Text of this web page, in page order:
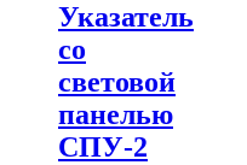
Указатель
со
световой
панелью
СПУ-2